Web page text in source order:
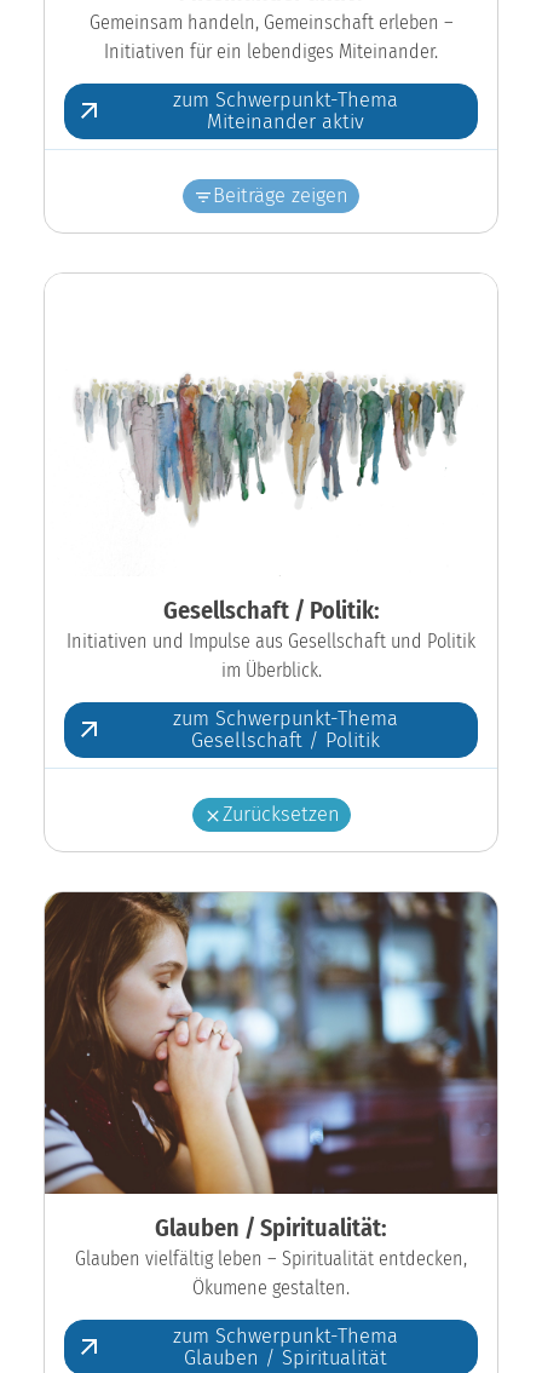
Gemeinsam handeln, Gemeinschaft erleben –
Initiativen für ein lebendiges Miteinander.
zum Schwerpunkt-Thema
Miteinander aktiv
Beiträge zeigen
Gesellschaft / Politik:
Initiativen und Impulse aus Gesellschaft und Politik
im Überblick.
zum Schwerpunkt-Thema
Gesellschaft / Politik
Zurücksetzen
Glauben / Spiritualität:
Glauben vielfältig leben – Spiritualität entdecken,
Ökumene gestalten.
zum Schwerpunkt-Thema
Glauben / Spiritualität